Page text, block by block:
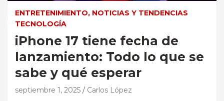
ENTRETENIMIENTO, NOTICIAS Y TENDENCIAS
TECNOLOGÍA
iPhone 17 tiene fecha de
lanzamiento: Todo lo que se
sabe y qué esperar
septiembre 1, 2025 Carlos López